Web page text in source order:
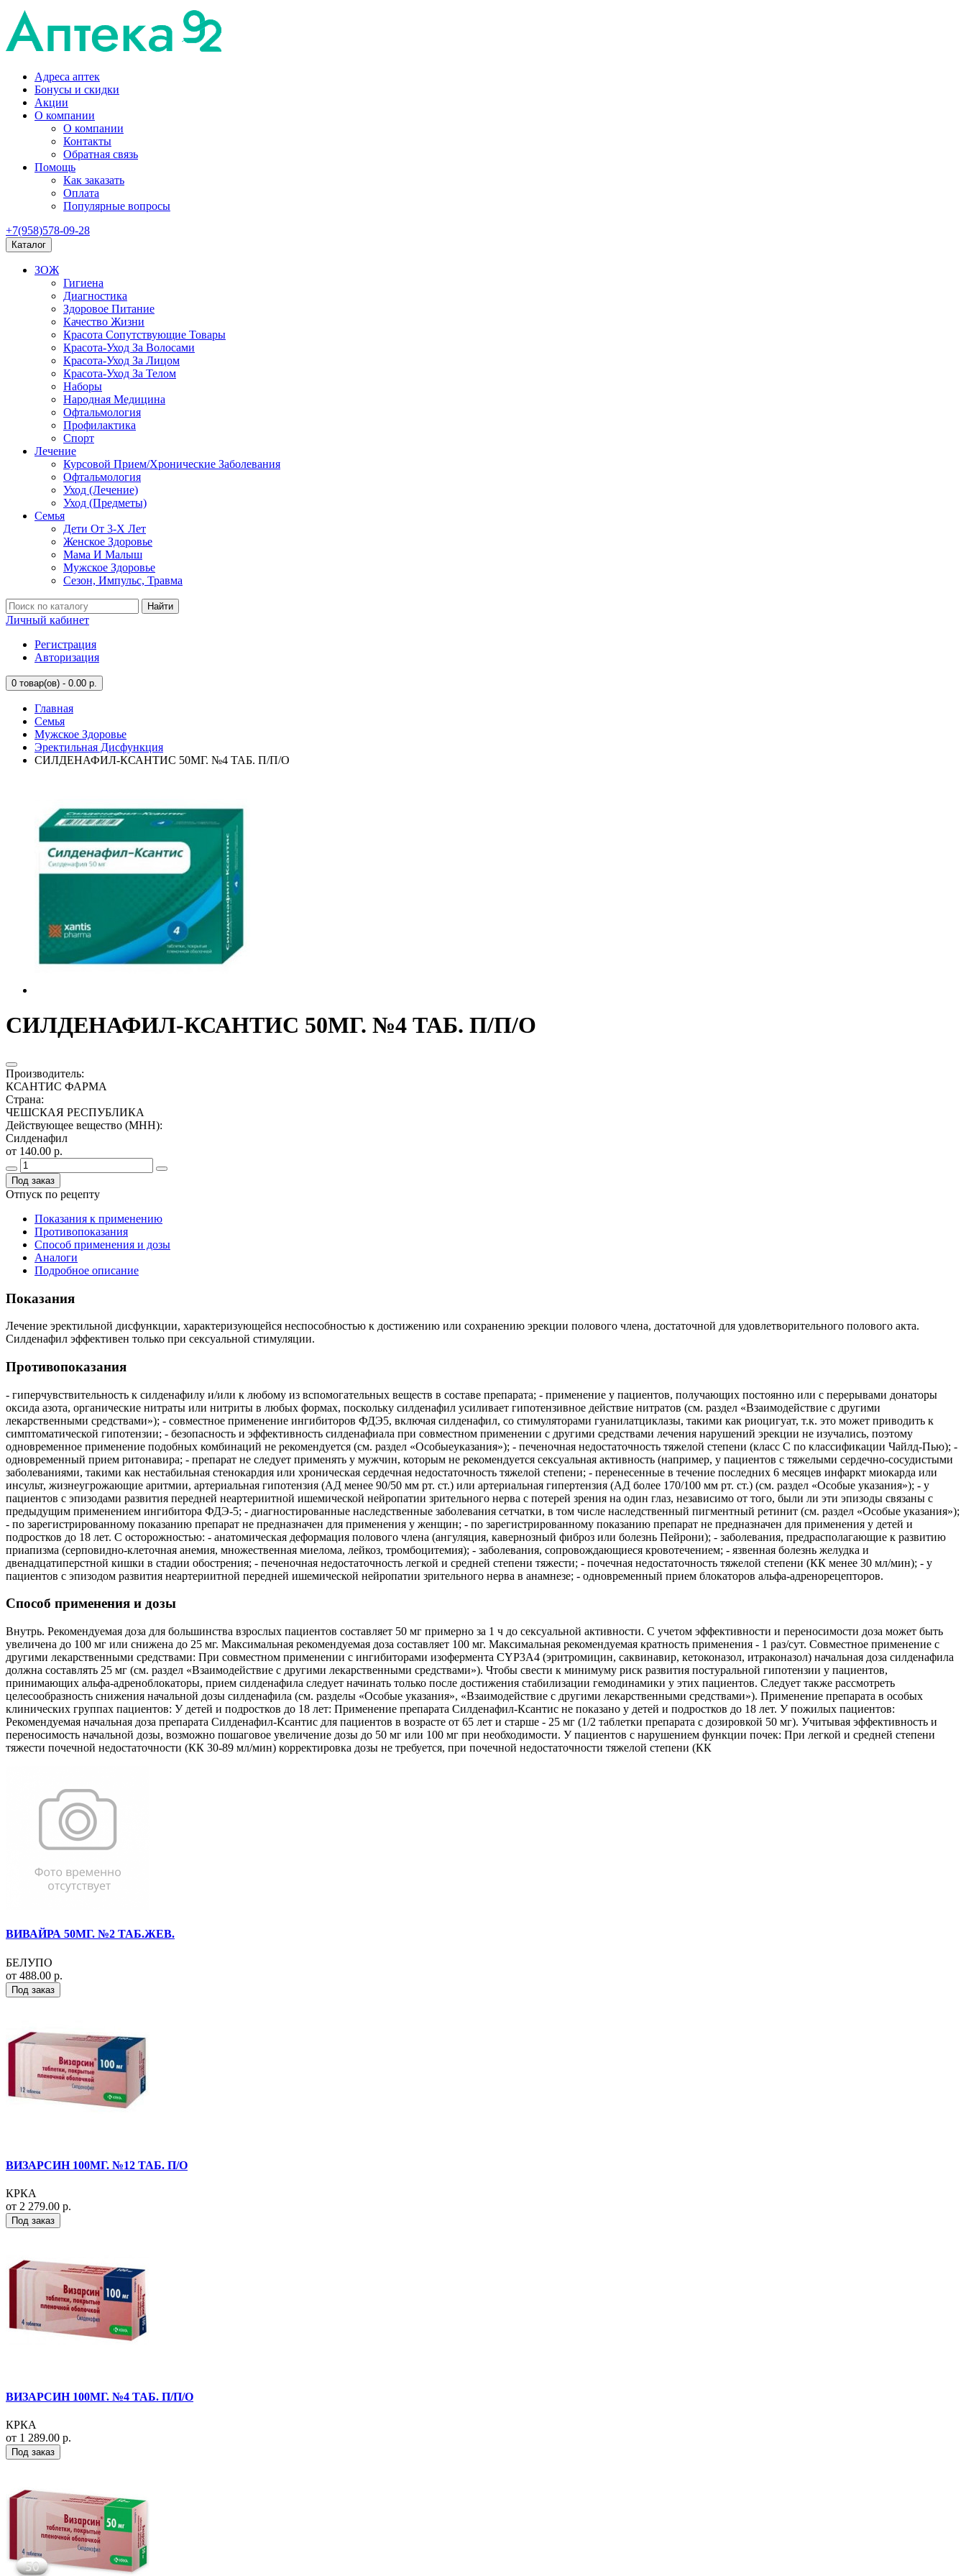
Адреса аптек
Бонусы и скидки
Акции
О компании
О компании
Контакты
Обратная связь
Помощь
Как заказать
Оплата
Популярные вопросы
+7(958)578-09-28
Каталог
ЗОЖ
Гигиена
Диагностика
Здоровое Питание
Качество Жизни
Красота Сопутствующие Товары
Красота-Уход За Волосами
Красота-Уход За Лицом
Красота-Уход За Телом
Наборы
Народная Медицина
Офтальмология
Профилактика
Спорт
Лечение
Курсовой Прием/Хронические Заболевания
Офтальмология
Уход (Лечение)
Уход (Предметы)
Семья
Дети От 3-Х Лет
Женское Здоровье
Мама И Малыш
Мужское Здоровье
Сезон, Импульс, Травма
Найти
Личный кабинет
Регистрация
Авторизация
0 товар(ов) - 0.00 р.
Главная
Семья
Мужское Здоровье
Эректильная Дисфункция
СИЛДЕНАФИЛ-КСАНТИС 50МГ. №4 ТАБ. П/П/О
СИЛДЕНАФИЛ-КСАНТИС 50МГ. №4 ТАБ. П/П/О
Производитель:
КСАНТИС ФАРМА
Страна:
ЧЕШСКАЯ РЕСПУБЛИКА
Действующее вещество (МНН):
Силденафил
от 140.00 р.
Под заказ
Отпуск по рецепту
Показания к применению
Противопоказания
Способ применения и дозы
Аналоги
Подробное описание
Показания
Лечение эректильной дисфункции, характеризующейся неспособностью к достижению или сохранению эрекции полового члена, достаточной для удовлетворительного полового акта.
Силденафил эффективен только при сексуальной стимуляции.
Противопоказания
- гиперчувствительность к силденафилу и/или к любому из вспомогательных веществ в составе препарата; - применение у пациентов, получающих постоянно или с перерывами донаторы
оксида азота, органические нитраты или нитриты в любых формах, поскольку силденафил усиливает гипотензивное действие нитратов (см. раздел «Взаимодействие с другими
лекарственными средствами»); - совместное применение ингибиторов ФДЭ5, включая силденафил, со стимуляторами гуанилатциклазы, такими как риоцигуат, т.к. это может приводить к
симптоматической гипотензии; - безопасность и эффективность силденафиала при совместном применении с другими средствами лечения нарушений эрекции не изучались, поэтому
одновременное применение подобных комбинаций не рекомендуется (см. раздел «Особыеуказания»); - печеночная недостаточность тяжелой степени (класс С по классификации Чайлд-Пью); -
одновременный прием ритонавира; - препарат не следует применять у мужчин, которым не рекомендуется сексуальная активность (например, у пациентов с тяжелыми сердечно-сосудистыми
заболеваниями, такими как нестабильная стенокардия или хроническая сердечная недостаточность тяжелой степени; - перенесенные в течение последних 6 месяцев инфаркт миокарда или
инсульт, жизнеугрожающие аритмии, артериальная гипотензия (АД менее 90/50 мм рт. ст.) или артериальная гипертензия (АД более 170/100 мм рт. ст.) (см. раздел «Особые указания»); - у
пациентов с эпизодами развития передней неартериитной ишемической нейропатии зрительного нерва с потерей зрения на один глаз, независимо от того, были ли эти эпизоды связаны с
предыдущим применением ингибитора ФДЭ-5; - диагностированные наследственные заболевания сетчатки, в том числе наследственный пигментный ретинит (см. раздел «Особые указания»);
- по зарегистрированному показанию препарат не предназначен для применения у женщин; - по зарегистрированному показанию препарат не предназначен для применения у детей и
подростков до 18 лет. С осторожностью: - анатомическая деформация полового члена (ангуляция, кавернозный фиброз или болезнь Пейрони); - заболевания, предрасполагающие к развитию
приапизма (серповидно-клеточная анемия, множественная миелома, лейкоз, тромбоцитемия); - заболевания, сопровождающиеся кровотечением; - язвенная болезнь желудка и
двенадцатиперстной кишки в стадии обострения; - печеночная недостаточность легкой и средней степени тяжести; - почечная недостаточность тяжелой степени (КК менее 30 мл/мин); - у
пациентов с эпизодом развития неартериитной передней ишемической нейропатии зрительного нерва в анамнезе; - одновременный прием блокаторов альфа-адренорецепторов.
Способ применения и дозы
Внутрь. Рекомендуемая доза для большинства взрослых пациентов составляет 50 мг примерно за 1 ч до сексуальной активности. С учетом эффективности и переносимости доза может быть
увеличена до 100 мг или снижена до 25 мг. Максимальная рекомендуемая доза составляет 100 мг. Максимальная рекомендуемая кратность применения - 1 раз/сут. Совместное применение с
другими лекарственными средствами: При совместном применении с ингибиторами изофермента CYP3A4 (эритромицин, саквинавир, кетоконазол, итраконазол) начальная доза силденафила
должна составлять 25 мг (см. раздел «Взаимодействие с другими лекарственными средствами»). Чтобы свести к минимуму риск развития постуральной гипотензии у пациентов,
принимающих альфа-адреноблокаторы, прием силденафила следует начинать только после достижения стабилизации гемодинамики у этих пациентов. Следует также рассмотреть
целесообразность снижения начальной дозы силденафила (см. разделы «Особые указания», «Взаимодействие с другими лекарственными средствами»). Применение препарата в особых
клинических группах пациентов: У детей и подростков до 18 лет: Применение препарата Силденафил-Ксантис не показано у детей и подростков до 18 лет. У пожилых пациентов:
Рекомендуемая начальная доза препарата Силденафил-Ксантис для пациентов в возрасте от 65 лет и старше - 25 мг (1/2 таблетки препарата с дозировкой 50 мг). Учитывая эффективность и
переносимость начальной дозы, возможно пошаговое увеличение дозы до 50 мг или 100 мг при необходимости. У пациентов с нарушением функции почек: При легкой и средней степени
тяжести почечной недостаточности (КК 30-89 мл/мин) корректировка дозы не требуется, при почечной недостаточности тяжелой степени (КК
ВИВАЙРА 50МГ. №2 ТАБ.ЖЕВ.
БЕЛУПО
от 488.00 р.
Под заказ
ВИЗАРСИН 100МГ. №12 ТАБ. П/О
КРКА
от 2 279.00 р.
Под заказ
ВИЗАРСИН 100МГ. №4 ТАБ. П/П/О
КРКА
от 1 289.00 р.
Под заказ